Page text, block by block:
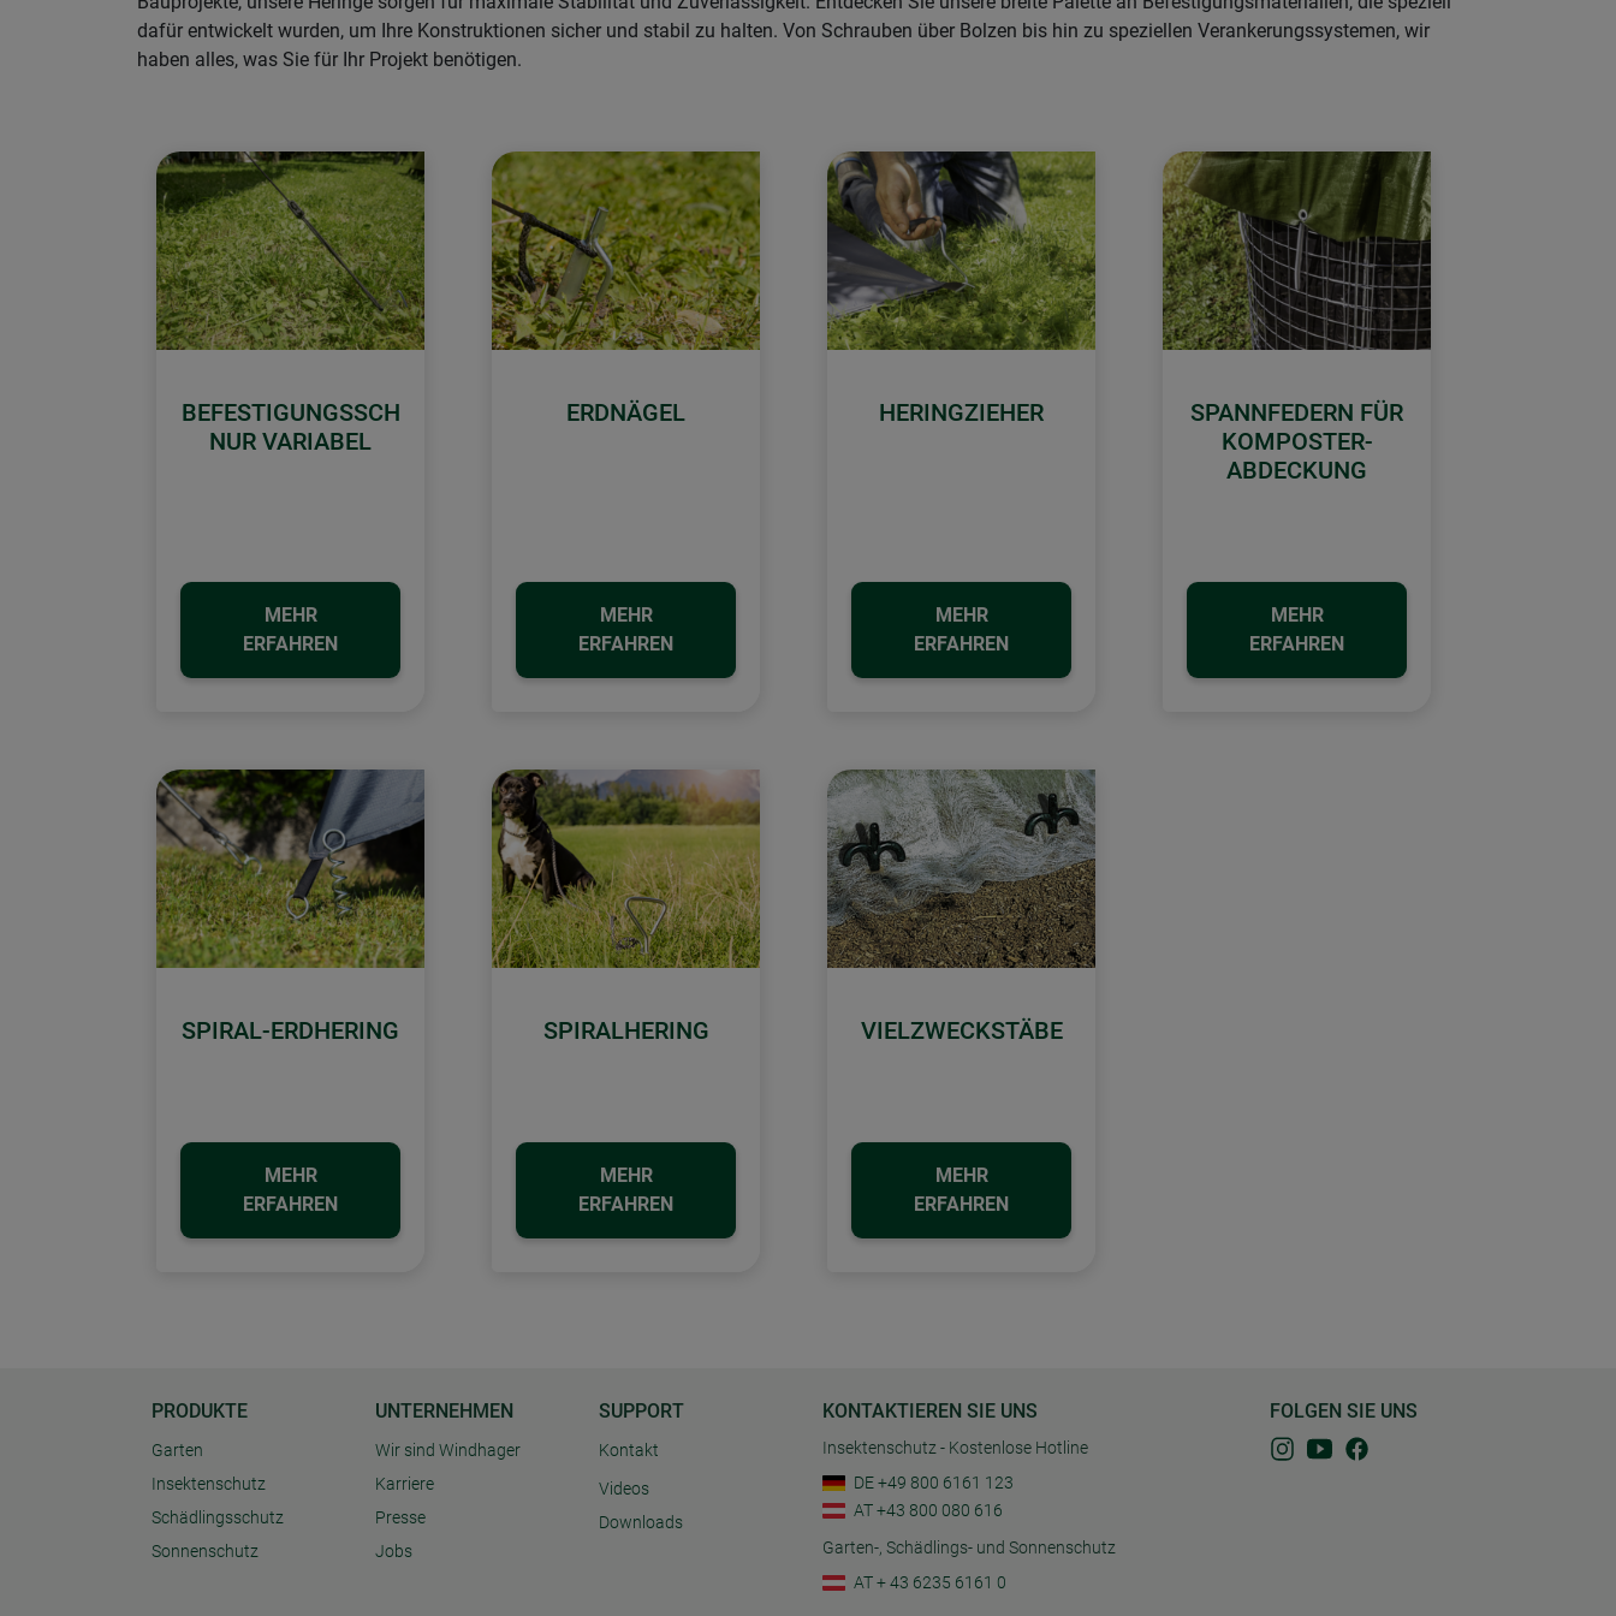
dafür entwickelt wurden, um Ihre Konstruktionen sicher und stabil zu halten. Von Schrauben über Bolzen bis hin zu speziellen Verankerungssystemen, wir
haben alles, was Sie für Ihr Projekt benötigen.
BEFESTIGUNGSSCH
NUR VARIABEL
MEHR
ERFAHREN
ERDNÄGEL
MEHR
ERFAHREN
HERINGZIEHER
MEHR
ERFAHREN
SPANNFEDERN FÜR
KOMPOSTER-
ABDECKUNG
MEHR
ERFAHREN
SPIRAL-ERDHERING
MEHR
ERFAHREN
SPIRALHERING
MEHR
ERFAHREN
VIELZWECKSTÄBE
MEHR
ERFAHREN
PRODUKTE
Garten
Insektenschutz
Schädlingsschutz
Sonnenschutz
UNTERNEHMEN
Wir sind Windhager
Karriere
Presse
Jobs
SUPPORT
Kontakt
Videos
Downloads
KONTAKTIEREN SIE UNS
Insektenschutz - Kostenlose Hotline
DE +49 800 6161 123
AT +43 800 080 616
Garten-, Schädlings- und Sonnenschutz
AT + 43 6235 6161 0
FOLGEN SIE UNS